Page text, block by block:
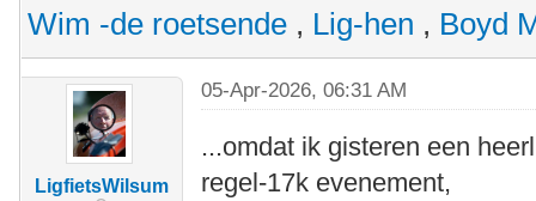
Wim -de roetsende , Lig-hen , Boyd
LigfietsWilsum
05-Apr-2026, 06:31 AM
...omdat ik gisteren een
regel-17k evenement,